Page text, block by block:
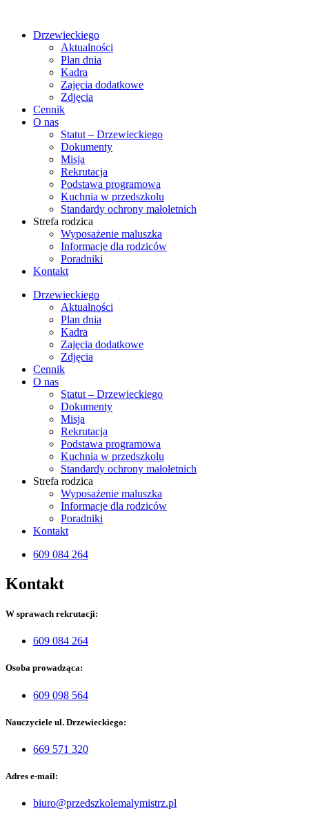
Drzewieckiego
Aktualności
Plan dnia
Kadra
Zajęcia dodatkowe
Zdjęcia
Cennik
O nas
Statut – Drzewieckiego
Dokumenty
Misja
Rekrutacja
Podstawa programowa
Kuchnia w przedszkolu
Standardy ochrony małoletnich
Strefa rodzica
Wyposażenie maluszka
Informacje dla rodziców
Poradniki
Kontakt
Drzewieckiego
Aktualności
Plan dnia
Kadra
Zajęcia dodatkowe
Zdjęcia
Cennik
O nas
Statut – Drzewieckiego
Dokumenty
Misja
Rekrutacja
Podstawa programowa
Kuchnia w przedszkolu
Standardy ochrony małoletnich
Strefa rodzica
Wyposażenie maluszka
Informacje dla rodziców
Poradniki
Kontakt
609 084 264
Kontakt
W sprawach rekrutacji:
609 084 264
Osoba prowadząca:
609 098 564
Nauczyciele ul. Drzewieckiego:
669 571 320
Adres e-mail:
biuro@przedszkolemalymistrz.pl